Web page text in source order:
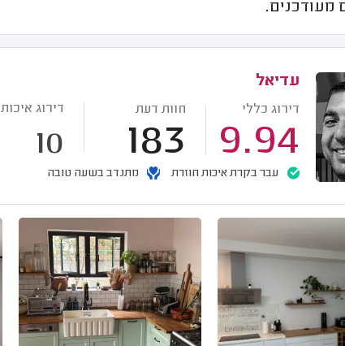
מעודכנים.
עדיאל
דירוג כללי
9.94
חוות דעת
183
דירוג איכות
10
עבר בקרת איכות חוזרת מתנדב בשעה טובה